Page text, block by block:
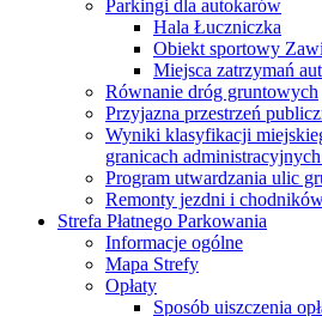
Parkingi dla autokarów
Hala Łuczniczka
Obiekt sportowy
Miejsca zatrzymań
Równanie dróg gruntowych
Przyjazna przestrzeń
Wyniki klasyfikacji
granicach
Program utwardzania ulic
Remonty jezdni i
Strefa Płatnego Parkowania
Informacje ogólne
Mapa Strefy
Opłaty
Sposób uiszczenia